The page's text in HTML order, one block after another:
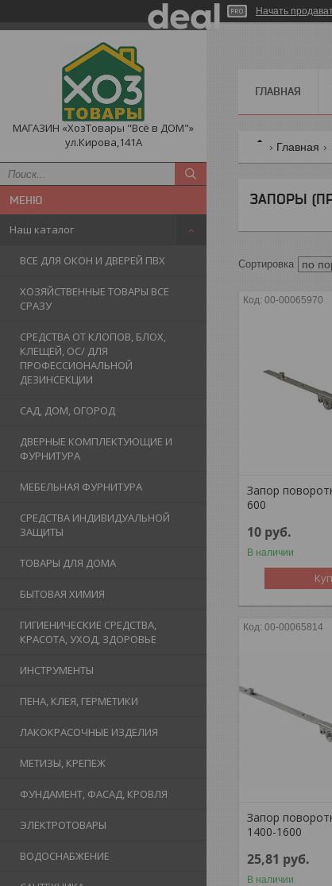
Начать
МАГАЗИН «ХозТовары "Всё в ДОМ"»
ул.Кирова,141А
Наш каталог
ВСЕ ДЛЯ ОКОН И ДВЕРЕЙ ПВХ
ХОЗЯЙСТВЕННЫЕ ТОВАРЫ ВСЕ
СРАЗУ
СРЕДСТВА ОТ КЛОПОВ, БЛОХ,
КЛЕЩЕЙ, ОС/ ДЛЯ
ПРОФЕССИОНАЛЬНОЙ
ДЕЗИНСЕКЦИИ
САД, ДОМ, ОГОРОД
ДВЕРНЫЕ КОМПЛЕКТУЮЩИЕ И
ФУРНИТУРА
МЕБЕЛЬНАЯ ФУРНИТУРА
СРЕДСТВА ИНДИВИДУАЛЬНОЙ
ЗАЩИТЫ
ТОВАРЫ ДЛЯ ДОМА
БЫТОВАЯ ХИМИЯ
ГИГИЕНИЧЕСКИЕ СРЕДСТВА,
КРАСОТА, УХОД, ЗДОРОВЬЕ
ИНСТРУМЕНТЫ
ПЕНА, КЛЕЯ, ГЕРМЕТИКИ
ЛАКОКРАСОЧНЫЕ ИЗДЕЛИЯ
МЕТИЗЫ, КРЕПЕЖ
ФУНДАМЕНТ, ФАСАД, КРОВЛЯ
ЭЛЕКТРОТОВАРЫ
ВОДОСНАБЖЕНИЕ
ГЛАВНАЯ
Главная
ЗАПОРЫ
00-00065970
Запор
600
10 руб.
В наличии
00-00065814
Запор
1400-1600
25,81 руб.
В наличии